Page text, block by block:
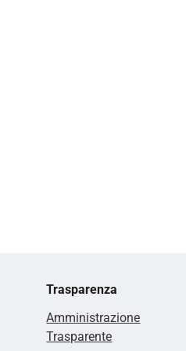
Trasparenza
Amministrazione
Trasparente